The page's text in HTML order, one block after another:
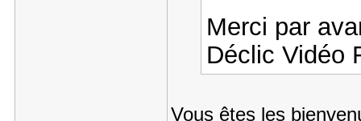
Merci par
Déclic Vidéo
Vous êtes les